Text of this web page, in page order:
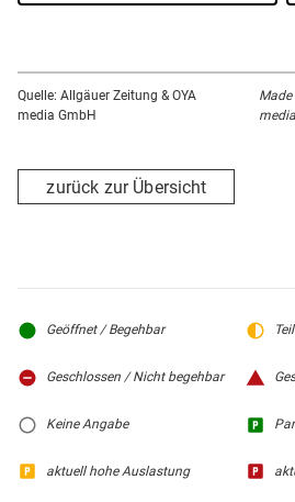
Quelle: Allgäuer Zeitung & OYA
media GmbH
media
zurück zur Übersicht
Geöffnet / Begehbar
Geschlossen / Nicht begehbar
Keine Angabe
aktuell hohe Auslastung